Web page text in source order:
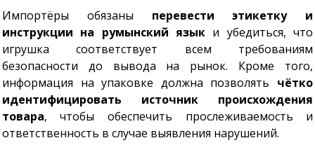
Импортёры обязаны перевести этикетку и
инструкции на румынский язык и убедиться, что
игрушка соответствует всем требованиям
безопасности до вывода на рынок. Кроме того,
информация на упаковке должна позволять чётко
идентифицировать источник происхождения
товара, чтобы обеспечить прослеживаемость и
ответственность в случае выявления нарушений.